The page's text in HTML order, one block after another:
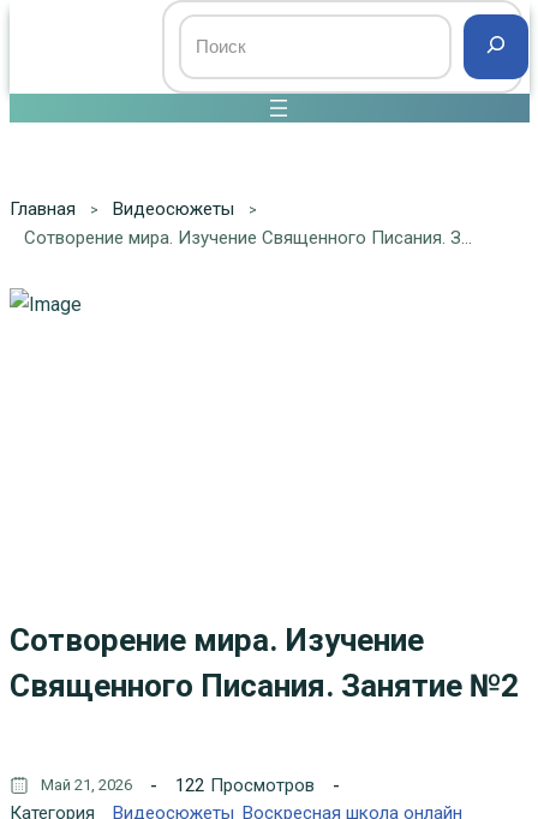
Главная
Видеосюжеты
Сотворение мира. Изучение Священного Писания. Занятие №2
Сотворение мира. Изучение
Священного Писания. Занятие №2
Май 21, 2026 122 Просмотров
Категория
Видеосюжеты Воскресная школа онлайн